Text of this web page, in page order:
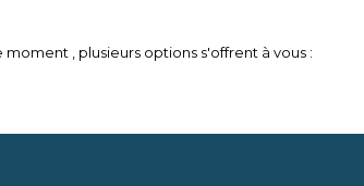
, plusieurs options s'offrent à vous :